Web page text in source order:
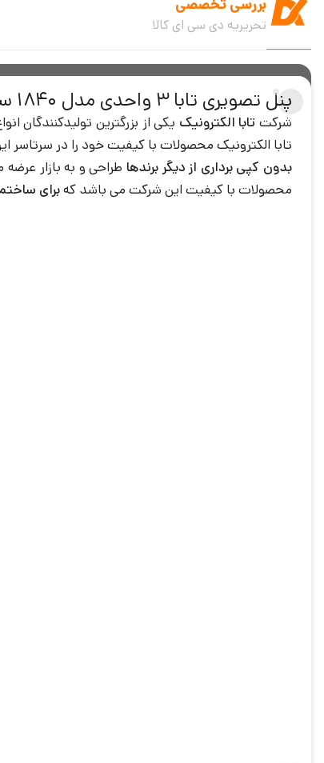
بررسی تخصصی
تحریریه دی سی ای کالا
پنل تصویری تابا 3 واحدی مدل 1840 سپهر
شرکت تابا الکترونیک یکی از بزرگترین تولیدکنندگان
تابا الکترونیک محصولات با کیفیت خود را در
بدون کپی برداری از دیگر برندها
محصولات با کیفیت این شرکت می باشد کهبرای ساختمان